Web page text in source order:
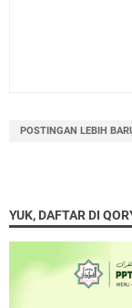
POSTINGAN LEBIH
YUK, DAFTAR DI